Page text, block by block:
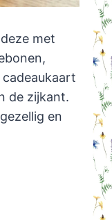
met
de zijkant.
en